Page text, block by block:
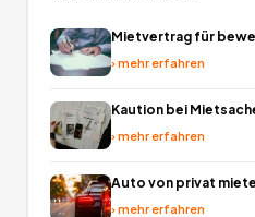
Mietvertrag für
›mehr erfahren
Kaution bei
›mehr erfahren
Auto von privat
›mehr erfahren